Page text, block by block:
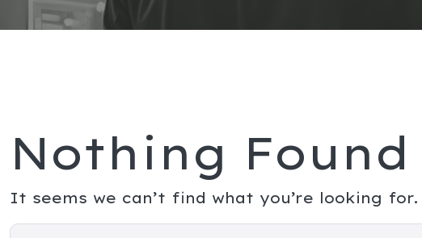
Nothing Found
It seems we can’t find what you’re looking